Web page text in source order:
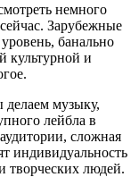
немного
Зарубежные
банально
культурной и
делаем музыку,
лейбла в
сложная
индивидуальность
творческих людей.